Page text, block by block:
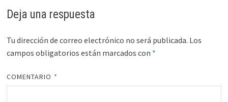
Deja una respuesta
Tu dirección de correo electrónico no será publicada. Los
campos obligatorios están marcados con *
COMENTARIO *